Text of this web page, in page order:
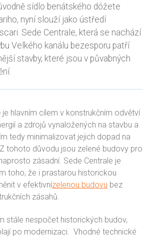
sídlo benátského dóžete
nyní slouží jako ústředí
Sede Centrale, která se nachází
Velkého kanálu bezesporu patří
stavby, které jsou v půvabných
hlavním cílem v konstrukčním odvětví
a zdrojů vynaložených na stavbu a
tedy minimalizovat jejich dopad na
tohoto důvodu jsou zelené budovy pro
zásadní. Sede Centrale je
toho, že i prastarou historickou
v efektivnízelenou budovu bez
zásahů.
stále nespočet historických budov,
po modernizaci. Vhodné technické